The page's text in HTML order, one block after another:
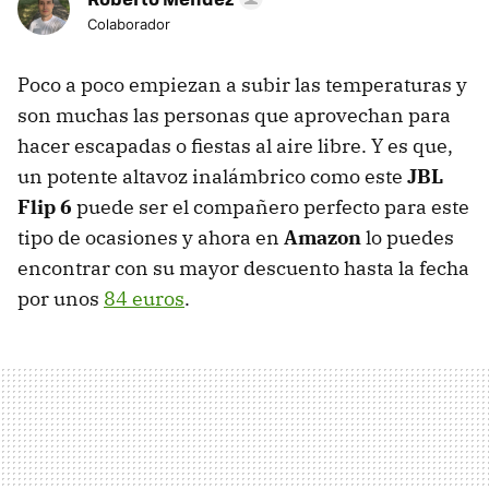
Colaborador
Poco a poco empiezan a subir las temperaturas y
son muchas las personas que aprovechan para
hacer escapadas o fiestas al aire libre. Y es que,
un potente altavoz inalámbrico como este JBL
Flip 6 puede ser el compañero perfecto para este
tipo de ocasiones y ahora en Amazonlo puedes
encontrar con su mayor descuento hasta la fecha
por unos 84 euros.